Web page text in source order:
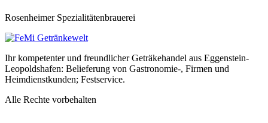
Rosenheimer Spezialitätenbrauerei
Ihr kompetenter und freundlicher Geträkehandel aus Eggenstein-
Leopoldshafen: Belieferung von Gastronomie-, Firmen und
Heimdienstkunden; Festservice.
Alle Rechte vorbehalten